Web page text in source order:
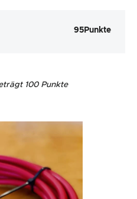
95Punkte
100 Punkte